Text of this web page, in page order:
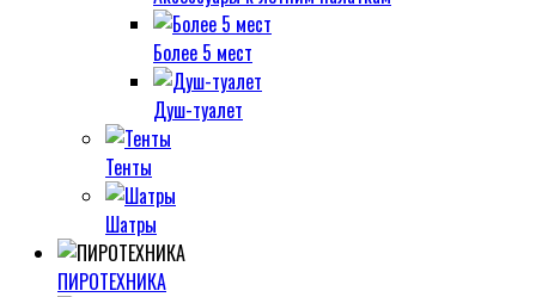
Более 5 мест
Душ-туалет
Тенты
Шатры
ПИРОТЕХНИКА